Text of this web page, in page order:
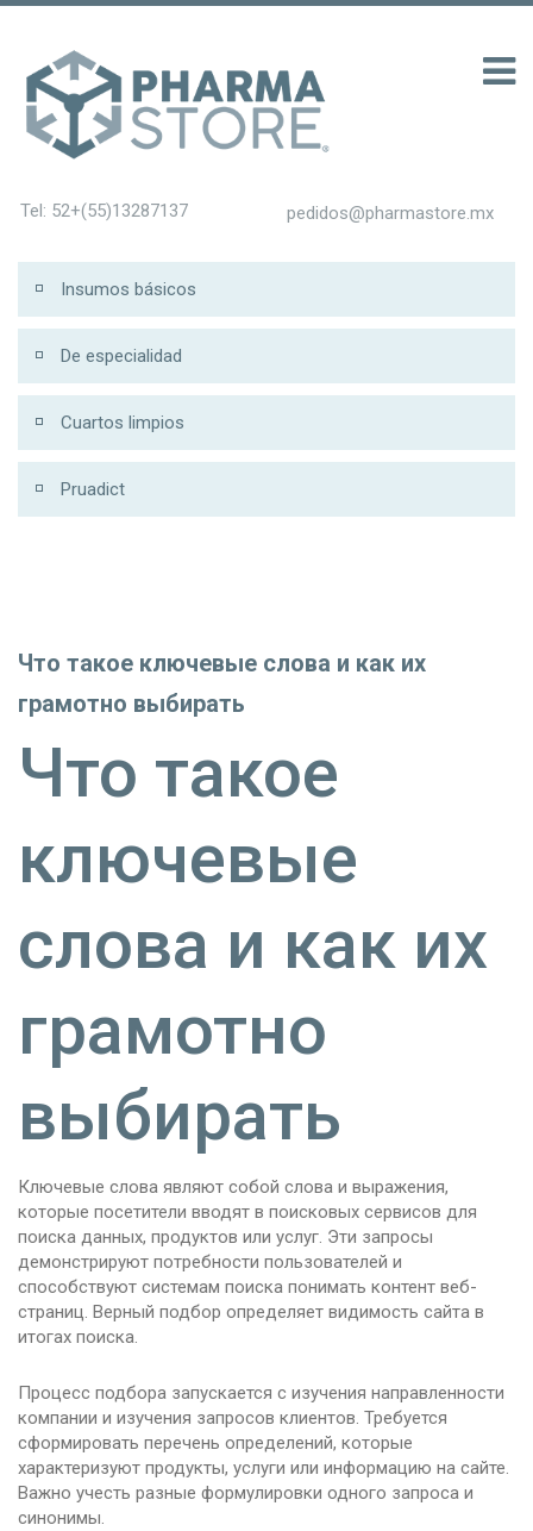
Tel: 52+(55)13287137 pedidos@pharmastore.mx
Insumos básicos
De especialidad
Cuartos limpios
Pruadict
Что такое ключевые слова и как их
грамотно выбирать
Что такое
ключевые
слова и как их
грамотно
выбирать
Ключевые слова являют собой слова и выражения,
которые посетители вводят в поисковых сервисов для
поиска данных, продуктов или услуг. Эти запросы
демонстрируют потребности пользователей и
способствуют системам поиска понимать контент веб-
страниц. Верный подбор определяет видимость сайта в
итогах поиска.
Процесс подбора запускается с изучения направленности
компании и изучения запросов клиентов. Требуется
сформировать перечень определений, которые
характеризуют продукты, услуги или информацию на сайте.
Важно учесть разные формулировки одного запроса и
синонимы.